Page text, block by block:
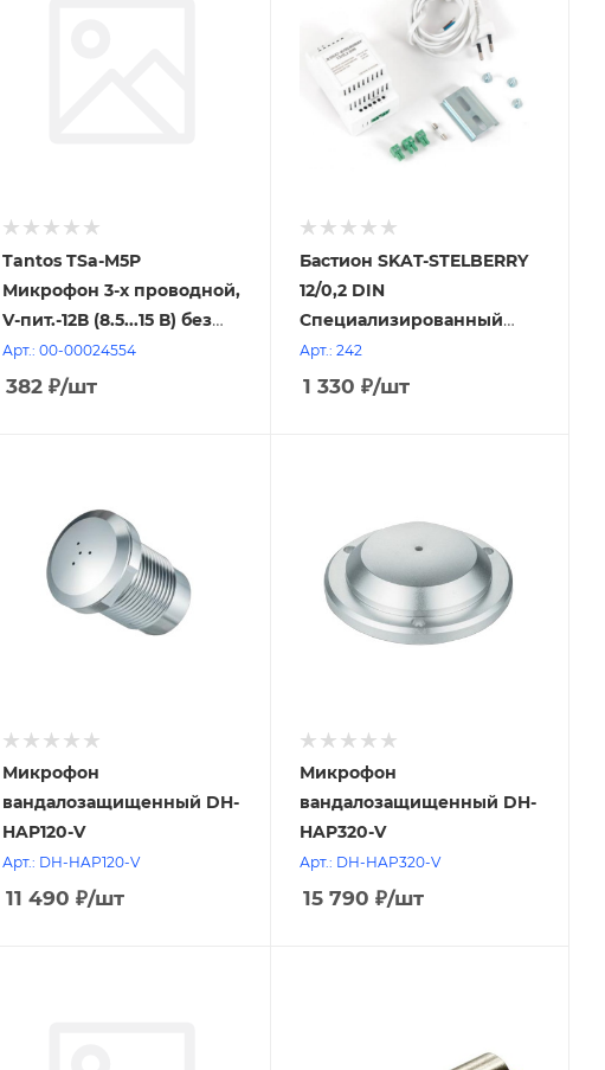
Tantos TSa-M5P
Микрофон 3-х проводной,
V-пит.-12В (8.5...15 В) без
регулировки усиления
Арт.: 00-00024554
382₽/шт
Бастион SKAT-STELBERRY
12/0,2 DIN
Специализированный
блок питания для
аудиооборудования.
Арт.: 242
1 330 ₽/шт
Микрофон
вандалозащищенный DH-
HAP120-V
Арт.: DH-HAP120-V
11 490 ₽/шт
Микрофон
вандалозащищенный DH-
HAP320-V
Арт.: DH-HAP320-V
15 790 ₽/шт